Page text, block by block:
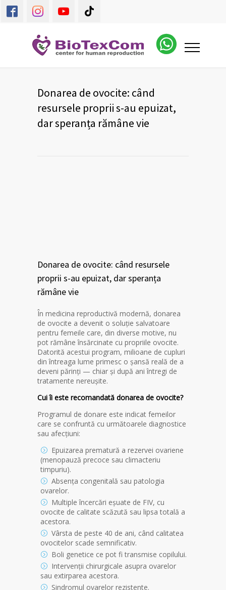
Donarea de ovocite: când
resursele proprii s-au epuizat,
dar speranța rămâne vie
Donarea de ovocite: când resursele
proprii s-au epuizat, dar speranța
rămâne vie
În medicina reproductivă modernă, donarea
de ovocite a devenit o soluție salvatoare
pentru femeile care, din diverse motive, nu
pot rămâne însărcinate cu propriile ovocite.
Datorită acestui program, milioane de cupluri
din întreaga lume primesc o șansă reală de a
deveni părinți — chiar și după ani întregi de
tratamente nereușite.
Cui îi este recomandată donarea de ovocite?
Programul de donare este indicat femeilor
care se confruntă cu următoarele diagnostice
sau afecțiuni:
Epuizarea prematură a rezervei ovariene
(menopauză precoce sau climacteriu
timpuriu).
Absența congenitală sau patologia
ovarelor.
Multiple încercări eșuate de FIV, cu
ovocite de calitate scăzută sau lipsa totală a
acestora.
Vârsta de peste 40 de ani, când calitatea
ovocitelor scade semnificativ.
Boli genetice ce pot fi transmise copilului.
Intervenții chirurgicale asupra ovarelor
sau extirparea acestora.
Sindromul ovarelor rezistente.